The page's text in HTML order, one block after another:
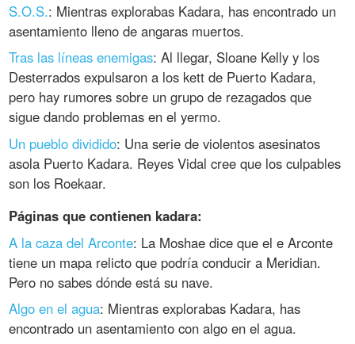
S.O.S.: Mientras explorabas Kadara, has encontrado un
asentamiento lleno de angaras muertos.
Tras las líneas enemigas: Al llegar, Sloane Kelly y los
Desterrados expulsaron a los kett de Puerto Kadara,
pero hay rumores sobre un grupo de rezagados que
sigue dando problemas en el yermo.
Un pueblo dividido: Una serie de violentos asesinatos
asola Puerto Kadara. Reyes Vidal cree que los culpables
son los Roekaar.
Páginas que contienen kadara:
A la caza del Arconte: La Moshae dice que el e Arconte
tiene un mapa relicto que podría conducir a Meridian.
Pero no sabes dónde está su nave.
Algo en el agua: Mientras explorabas Kadara, has
encontrado un asentamiento con algo en el agua.